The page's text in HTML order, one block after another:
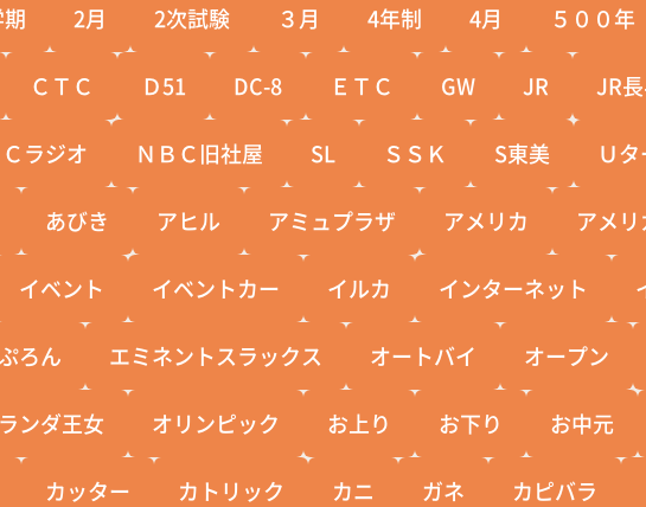
2月 2次試験 ３月 4年制 4月 ５００年
ＣＴＣ Ｄ51 DC-8 ＥＴＣ GW JR JR
ラジオ ＮＢＣ旧社屋 SL ＳＳＫ S東美 Ｕ
あびき アヒル アミュプラザ アメリカ アメ
イベント イベントカー イルカ インターネット
ろん エミネントスラックス オートバイ オープン
ンダ王女 オリンピック お上り お下り お中元
カッター カトリック カニ ガネ カピバラ